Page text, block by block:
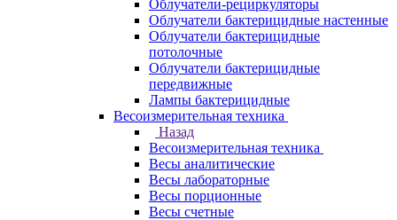
Облучатели-рециркуляторы
Облучатели бактерицидные настенные
Облучатели бактерицидные
потолочные
Облучатели бактерицидные
передвижные
Лампы бактерицидные
Весоизмерительная техника
Назад
Весоизмерительная техника
Весы аналитические
Весы лабораторные
Весы порционные
Весы счетные